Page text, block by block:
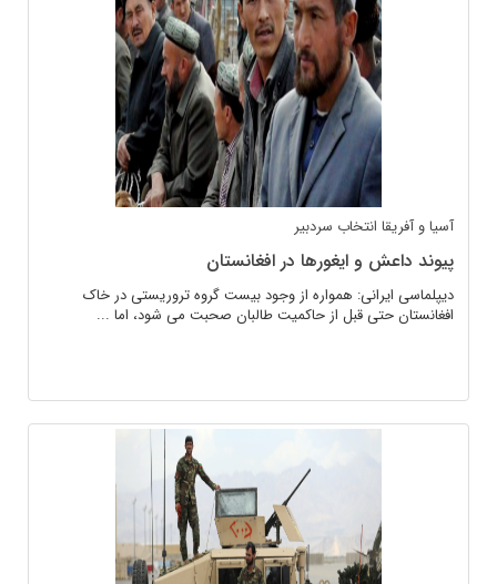
آسیا و آفریقا انتخاب سردبیر
پیوند داعش و ایغورها در افغانستان
دیپلماسی ایرانی: همواره از وجود بیست گروه تروریستی در خاک
افغانستان حتی قبل از حاکمیت طالبان صحبت می شود، اما ...